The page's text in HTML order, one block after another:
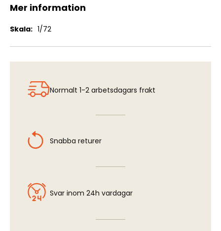
Mer information
Mer
1/72
Normalt 1-2 arbetsdagars frakt
Snabba returer
Svar inom 24h vardagar